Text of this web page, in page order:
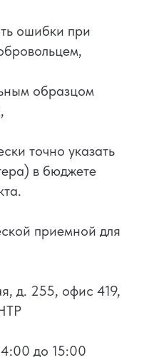
ошибки при
образцом
точно указать
в бюджете
приемной для
д. 255, офис 419,
до 15:00